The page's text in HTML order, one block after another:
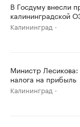
В Госдуму внесли
калининградской
Калининград
Министр
налога на прибыль
Калининград